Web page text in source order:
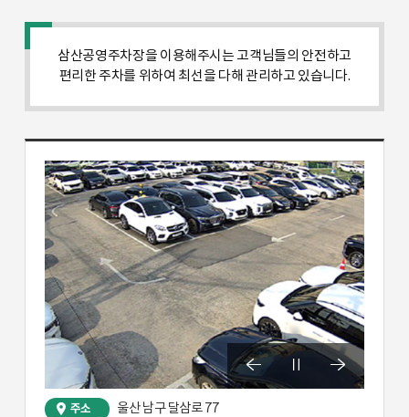
삼산공영주차장을 이용해주시는 고객님들의 안전하고
편리한 주차를 위하여 최선을 다해 관리하고 있습니다.
주소 울산 남구 달삼로 77